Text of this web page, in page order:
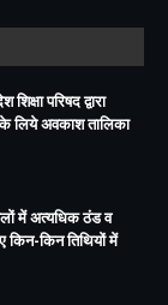
परिषद द्वारा
के लिये अवकाश तालिका
में अत्यधिक ठंड व
किन तिथियों में